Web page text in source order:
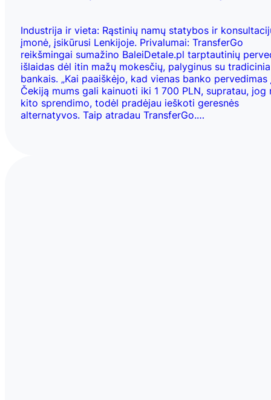
Industrija ir vieta: Rąstinių namų statybos ir
įmonė, įsikūrusi Lenkijoje. Privalumai: TransferGo
reikšmingai sumažino BaleiDetale.pl tarptautinių
išlaidas dėl itin mažų mokesčių, palyginus su
bankais. „Kai paaiškėjo, kad vienas banko pervedimas
Čekiją mums gali kainuoti iki 1 700 PLN, supratau, jog
kito sprendimo, todėl pradėjau ieškoti geresnės
alternatyvos. Taip atradau TransferGo.…